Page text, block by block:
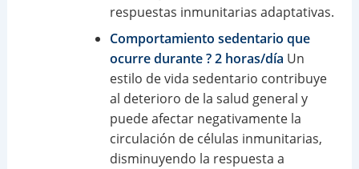
respuestas inmunitarias adaptativas.
Comportamiento sedentario que
ocurre durante ? 2 horas/día Un
estilo de vida sedentario contribuye
al deterioro de la salud general y
puede afectar negativamente la
circulación de células inmunitarias,
disminuyendo la respuesta a